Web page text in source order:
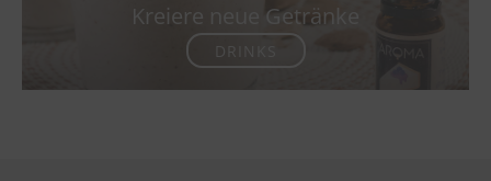
Kreiere neue Getränke
DRINKS